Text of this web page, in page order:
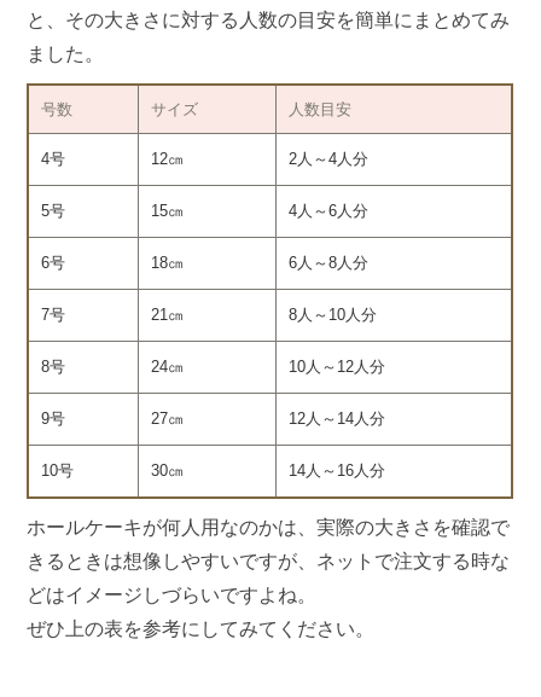
と、その大きさに対する人数の目安を簡単にまとめてみ
ました。
号数 サイズ 人数目安
4号 12㎝ 2人～4人分
5号 15㎝ 4人～6人分
6号 18㎝ 6人～8人分
7号 21㎝ 8人～10人分
8号 24㎝ 10人～12人分
9号 27㎝ 12人～14人分
10号 30㎝ 14人～16人分
ホールケーキが何人用なのかは、実際の大きさを確認で
きるときは想像しやすいですが、ネットで注文する時な
どはイメージしづらいですよね。
ぜひ上の表を参考にしてみてください。